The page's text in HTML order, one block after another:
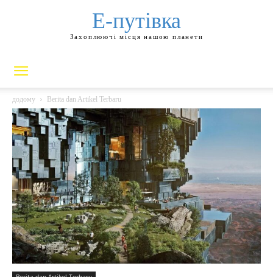
Е-путівка
Захоплюючі місця нашою планети
додому Berita dan Artikel Terbaru